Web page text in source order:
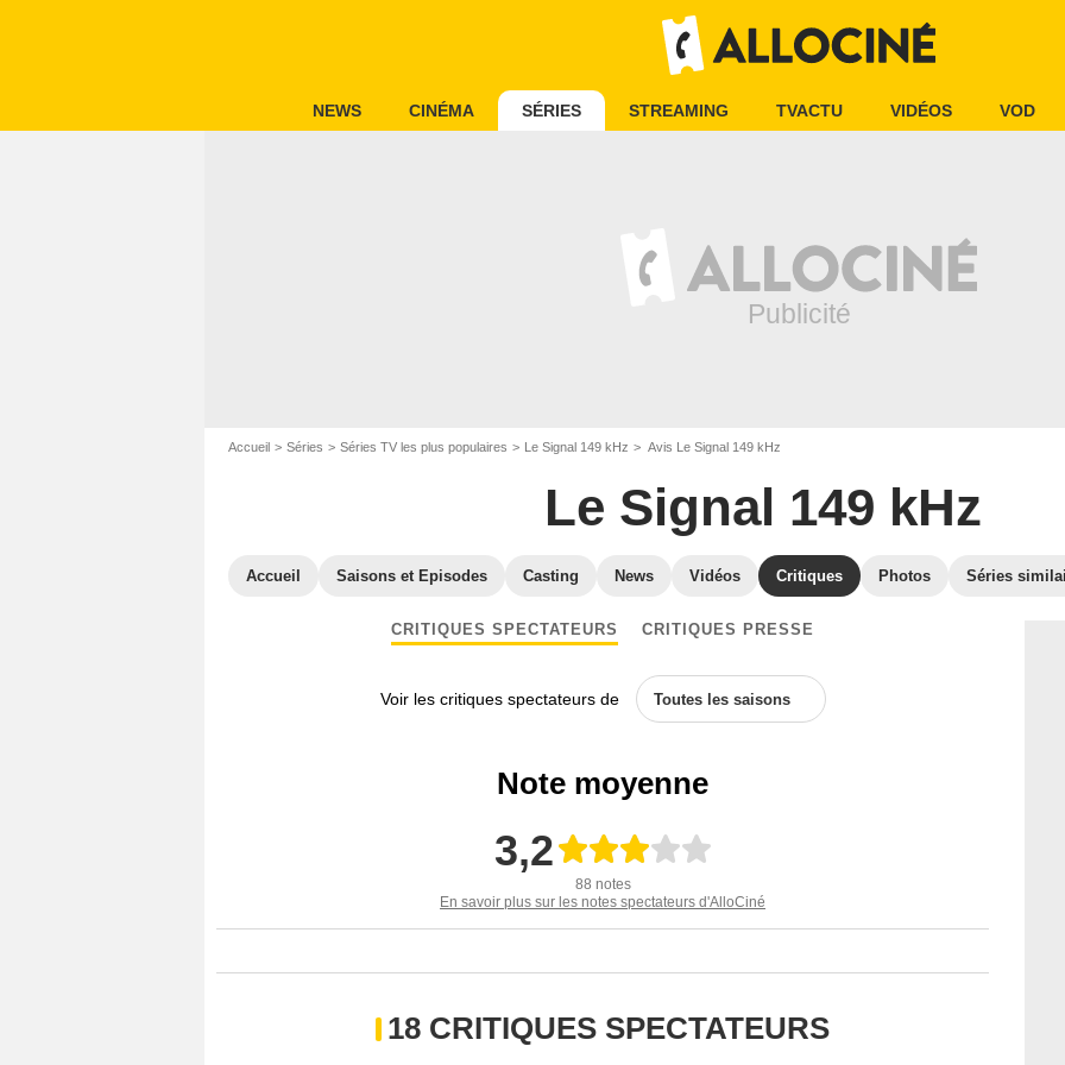
NEWS CINÉMA SÉRIES STREAMING TVACTU VIDÉOS VOD
Accueil Séries Séries TV les plus populaires Le Signal 149 kHz Avis Le Signal 149 kHz
Le Signal 149 kHz
Accueil Saisons et Episodes Casting News Vidéos Critiques Photos Séries
CRITIQUES SPECTATEURS CRITIQUES PRESSE
Voir les critiques spectateurs de Toutes les saisons
Note moyenne
3,2
88 notes
En savoir plus sur les notes spectateurs d'AlloCiné
18 CRITIQUES SPECTATEURS